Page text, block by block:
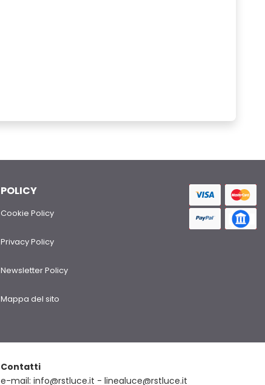
POLICY
Cookie Policy
Privacy Policy
Newsletter Policy
Mappa del sito
Contatti
e-mail: info@rstluce.it - linealuce@rstluce.it